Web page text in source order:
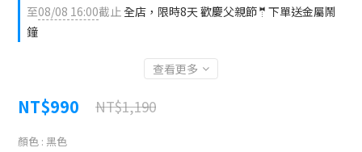
至08/08 16:00截止全店，限時8天 歡慶父親節🤵下單送金屬鬧
鐘
查看更多
NT$990 NT$1,190
顏色 : 黑色